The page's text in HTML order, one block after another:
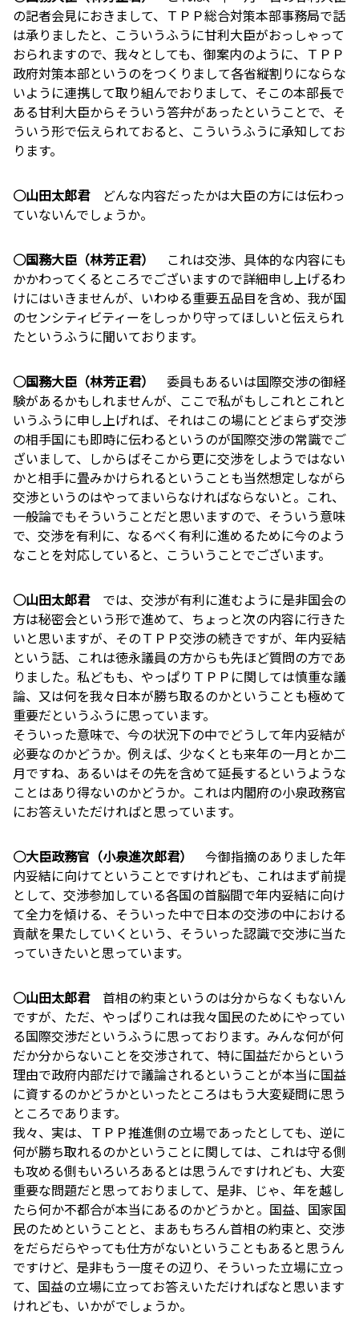
の記者会見におきまして、ＴＰＰ総合対策本部事務局で話
は承りましたと、こういうふうに甘利大臣がおっしゃって
おられますので、我々としても、御案内のように、ＴＰＰ
政府対策本部というのをつくりまして各省縦割りにならな
いように連携して取り組んでおりまして、そこの本部長で
ある甘利大臣からそういう答弁があったということで、そ
ういう形で伝えられておると、こういうふうに承知してお
ります。
○山田太郎君どんな内容だったかは大臣の方には伝わっ
ていないんでしょうか。
○国務大臣（林芳正君）
これは交渉、具体的な内容にも
かかわってくるところでございますので詳細申し上げるわ
けにはいきませんが、いわゆる重要五品目を含め、我が国
のセンシティビティーをしっかり守ってほしいと伝えられ
たというふうに聞いております。
○国務大臣（林芳正君）
委員もあるいは国際交渉の御経
験があるかもしれませんが、ここで私がもしこれとこれと
いうふうに申し上げれば、それはこの場にとどまらず交渉
の相手国にも即時に伝わるというのが国際交渉の常識でご
ざいまして、しからばそこから更に交渉をしようではない
かと相手に畳みかけられるということも当然想定しながら
交渉というのはやってまいらなければならないと。これ、
一般論でもそういうことだと思いますので、そういう意味
で、交渉を有利に、なるべく有利に進めるために今のよう
なことを対応していると、こういうことでございます。
○山田太郎君では、交渉が有利に進むように是非国会の
方は秘密会という形で進めて、ちょっと次の内容に行きた
いと思いますが、そのＴＰＰ交渉の続きですが、年内妥結
という話、これは徳永議員の方からも先ほど質問の方であ
りました。私どもも、やっぱりＴＰＰに関しては慎重な議
論、又は何を我々日本が勝ち取るのかということも極めて
重要だというふうに思っています。
そういった意味で、今の状況下の中でどうして年内妥結が
必要なのかどうか。例えば、少なくとも来年の一月とか二
月ですね、あるいはその先を含めて延長するというような
ことはあり得ないのかどうか。これは内閣府の小泉政務官
にお答えいただければと思っています。
○大臣政務官（小泉進次郎君）
今御指摘のありました年
内妥結に向けてということですけれども、これはまず前提
として、交渉参加している各国の首脳間で年内妥結に向け
て全力を傾ける、そういった中で日本の交渉の中における
貢献を果たしていくという、そういった認識で交渉に当た
っていきたいと思っています。
○山田太郎君首相の約束というのは分からなくもないん
ですが、ただ、やっぱりこれは我々国民のためにやってい
る国際交渉だというふうに思っております。みんな何が何
だか分からないことを交渉されて、特に国益だからという
理由で政府内部だけで議論されるということが本当に国益
に資するのかどうかといったところはもう大変疑問に思う
ところであります。
我々、実は、ＴＰＰ推進側の立場であったとしても、逆に
何が勝ち取れるのかということに関しては、これは守る側
も攻める側もいろいろあるとは思うんですけれども、大変
重要な問題だと思っておりまして、是非、じゃ、年を越し
たら何か不都合が本当にあるのかどうかと。国益、国家国
民のためということと、まあもちろん首相の約束と、交渉
をだらだらやっても仕方がないということもあると思うん
ですけど、是非もう一度その辺り、そういった立場に立っ
て、国益の立場に立ってお答えいただければなと思います
けれども、いかがでしょうか。